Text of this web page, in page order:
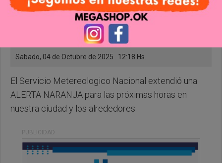
Sabado, 04 de Octubre de 2025 . 12:18 Hs.
El Servicio Metereologico Nacional extendió una
ALERTA NARANJA para las próximas horas en
nuestra ciudad y los alrededores.
PUBLICIDAD